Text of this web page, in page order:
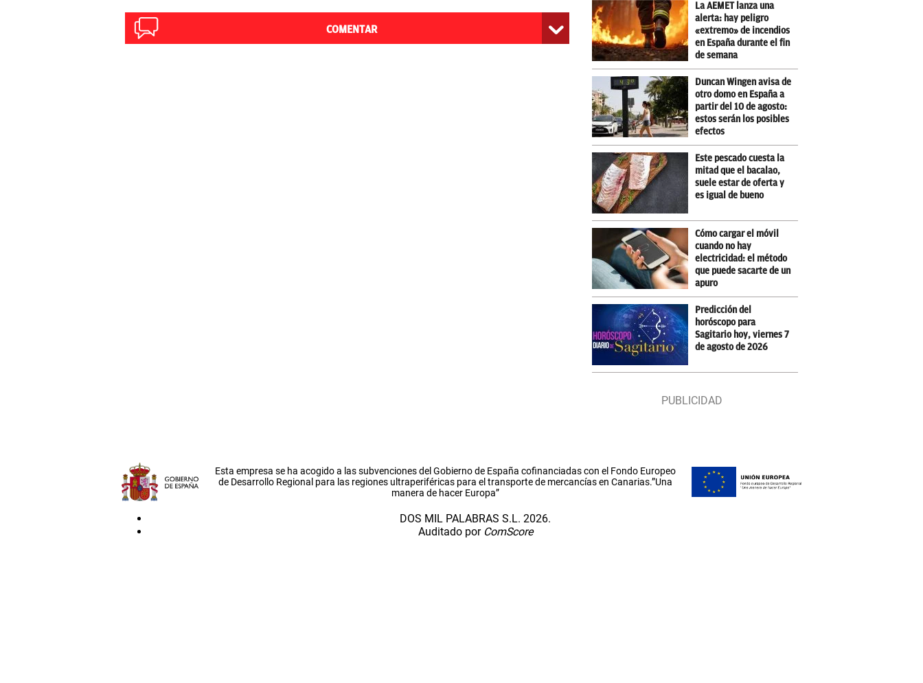
COMENTAR
La AEMET lanza una
alerta: hay peligro
«extremo» de incendios
en España durante el fin
de semana
Duncan Wingen avisa de
otro domo en España a
partir del 10 de agosto:
estos serán los posibles
efectos
Este pescado cuesta la
mitad que el bacalao,
suele estar de oferta y
es igual de bueno
Cómo cargar el móvil
cuando no hay
electricidad: el método
que puede sacarte de un
apuro
Predicción del
horóscopo para
Sagitario hoy, viernes 7
de agosto de 2026
Esta empresa se ha acogido a las subvenciones del Gobierno de España cofinanciadas con el Fondo Europeo
de Desarrollo Regional para las regiones ultraperiféricas para el transporte de mercancías en Canarias.”Una
manera de hacer Europa”
DOS MIL PALABRAS S.L. 2026.
Auditado por ComScore